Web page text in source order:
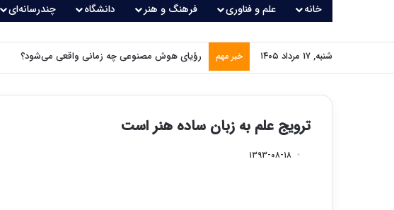
خانه علم و فناوری فرهنگ و هنر دانشگاه چندرسانه‌ای
شنبه, ۱۷ مرداد ۱۴۰۵ خبر مهم رؤیای هوش مصنوعی چه زمانی واقعی می‌شود؟
ترویج علم به زبان ساده هنر است
۱۳۹۳-۰۸-۱۸